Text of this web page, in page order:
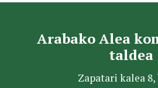
Arabako Alea
taldea
Zapatari kalea 8,